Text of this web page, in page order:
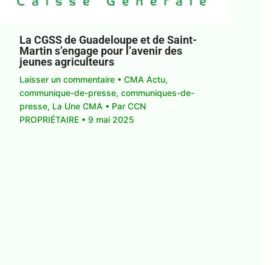
La CGSS de Guadeloupe et de Saint-
Martin s’engage pour l’avenir des
jeunes agriculteurs
Laisser un commentaire • CMA Actu,
communique-de-presse, communiques-de-
presse, La Une CMA • Par CCN
PROPRIÉTAIRE • 9 mai 2025